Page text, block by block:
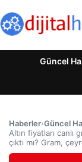
Güncel
Haberler›Güncel
Altın fiyatları canlı
çıktı mı? Gram,